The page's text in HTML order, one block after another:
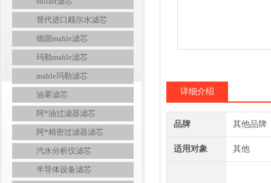
替代进口颇尔水滤芯
德国mahle滤芯
玛勒mahle滤芯
mahle玛勒滤芯
油雾滤芯
阿*油过滤器滤芯
阿*精密过滤器滤芯
汽水分析仪滤芯
半导体设备滤芯
详细介绍
品牌 其他品牌
适用对象 其他